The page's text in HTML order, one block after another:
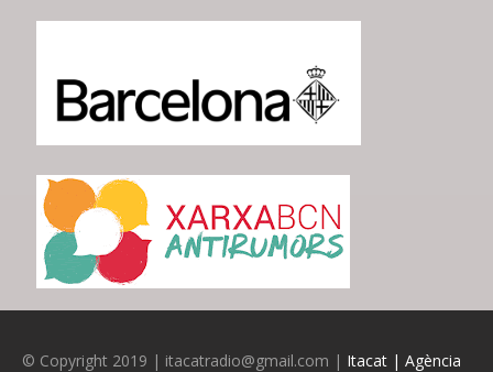
© Copyright 2019 | itacatradio@gmail.com | Itacat | Agència